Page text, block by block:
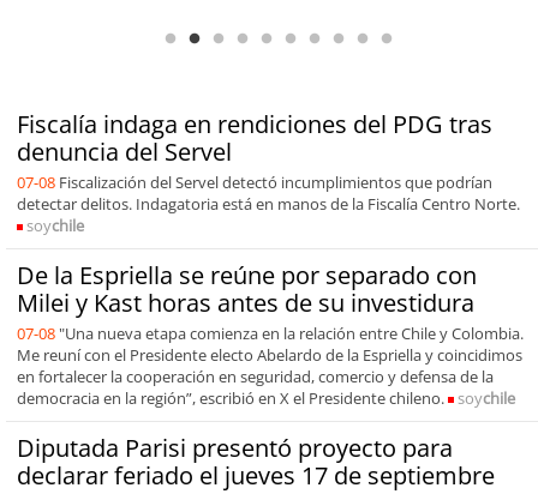
Fiscalía indaga en rendiciones del PDG tras
denuncia del Servel
07-08 Fiscalización del Servel detectó incumplimientos que podrían
detectar delitos. Indagatoria está en manos de la Fiscalía Centro Norte.
soychile
De la Espriella se reúne por separado con
Milei y Kast horas antes de su investidura
07-08 "Una nueva etapa comienza en la relación entre Chile y Colombia.
Me reuní con el Presidente electo Abelardo de la Espriella y coincidimos
en fortalecer la cooperación en seguridad, comercio y defensa de la
democracia en la región”, escribió en X el Presidente chileno.
soychile
Diputada Parisi presentó proyecto para
declarar feriado el jueves 17 de septiembre